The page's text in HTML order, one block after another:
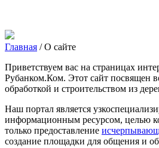
Главная /О сайте
Приветствуем вас на страницах
Рубанком.Ком. Этот сайт посвящен
обработкой и строительством из
Наш портал является
информационным ресурсом, целью
только предоставление
создание площадки для общения и